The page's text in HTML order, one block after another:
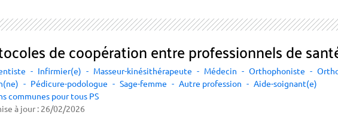
de coopération entre professionnels de
Infirmier(e) Masseur-kinésithérapeute Médecin Orthophoniste
Pédicure-podologue Sage-femme Autre profession
Aide-soignant(e)
communes pour tous PS
à jour : 26/02/2026